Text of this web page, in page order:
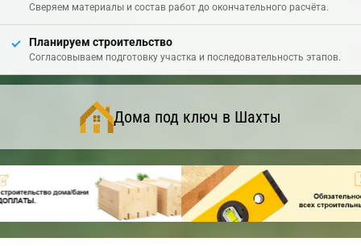
Сверяем материалы и состав работ до окончательного расчёта.
Планируем строительство
Согласовываем подготовку участка и последовательность этапов.
Дома под ключ в Шахты